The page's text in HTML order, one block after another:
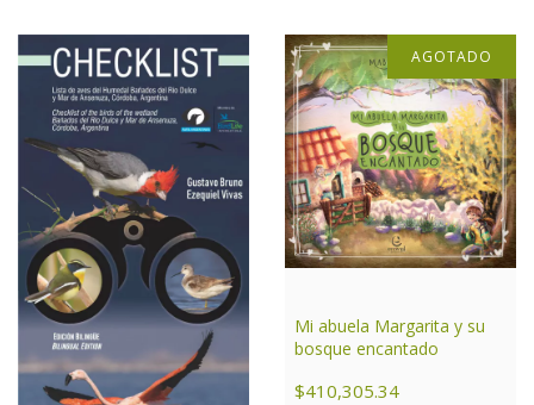
AGOTADO
Mi abuela Margarita y su
bosque encantado
$410,305.34